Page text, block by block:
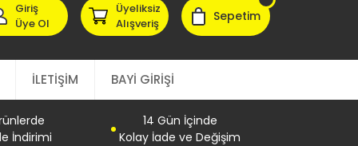
Giriş
Üye Ol
Üyeliksiz
Alışveriş
Sepetim
İLETİŞİM BAYİ GİRİŞİ
İndirimi
14 Gün İçinde
Kolay İade ve Değişim